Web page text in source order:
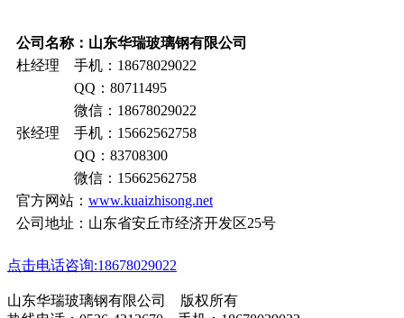
公司名称：山东华瑞玻璃钢有限公司
杜经理 手机：18678029022
QQ：80711495
微信：18678029022
张经理 手机：15662562758
QQ：83708300
微信：15662562758
官方网站： www.kuaizhisong.net
公司地址：山东省安丘市经济开发区25号
点击电话咨询:18678029022
山东华瑞玻璃钢有限公司 版权所有